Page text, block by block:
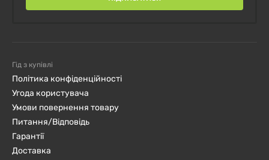
Гід з купівлі
Політика конфіденційності
Угода користувача
Умови повернення товару
Питання/Відповідь
Гарантії
Доставка